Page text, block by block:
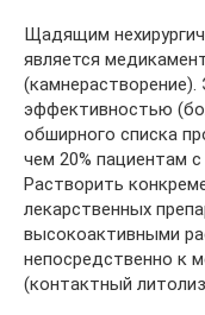
Щадящим
является
эффективностью
обширного списка
чем 20% пациентам
Растворить
лекарственных
высокоактивными
непосредственно к
(контактный